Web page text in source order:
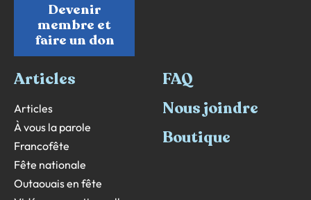
Devenir
membre et
faire un don
Articles
Articles
À vous la parole
Francofête
Fête nationale
Outaouais en fête
FAQ
Nous joindre
Boutique